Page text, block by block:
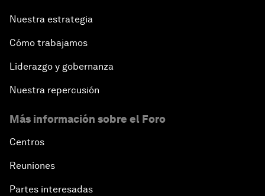
Nuestra estrategia
Cómo trabajamos
Liderazgo y gobernanza
Nuestra repercusión
Más información sobre el Foro
Centros
Reuniones
Partes interesadas